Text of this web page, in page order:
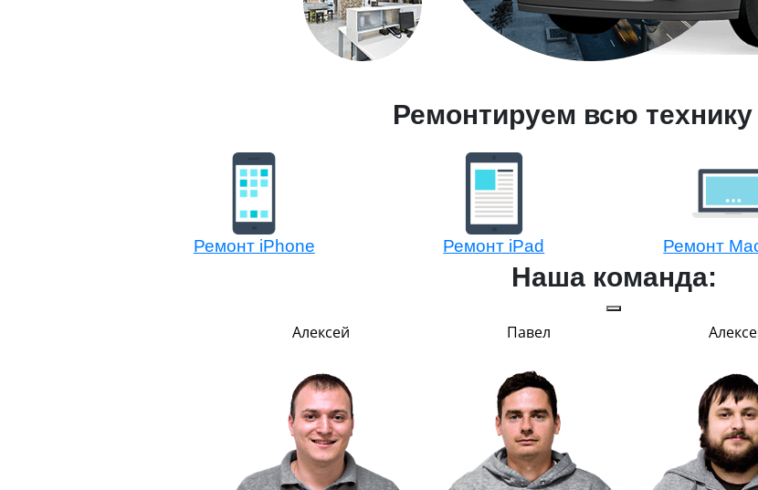
Ремонтируем всю
Ремонт iPhone Ремонт iPad Ремонт
Наша команда:
Алексей Павел